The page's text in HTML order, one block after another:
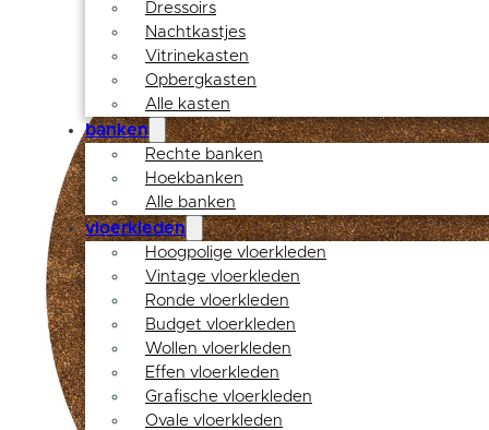
Dressoirs
Nachtkastjes
Vitrinekasten
Opbergkasten
Alle kasten
banken
Rechte banken
Hoekbanken
Alle banken
vloerkleden
Hoogpolige vloerkleden
Vintage vloerkleden
Ronde vloerkleden
Budget vloerkleden
Wollen vloerkleden
Effen vloerkleden
Grafische vloerkleden
Ovale vloerkleden